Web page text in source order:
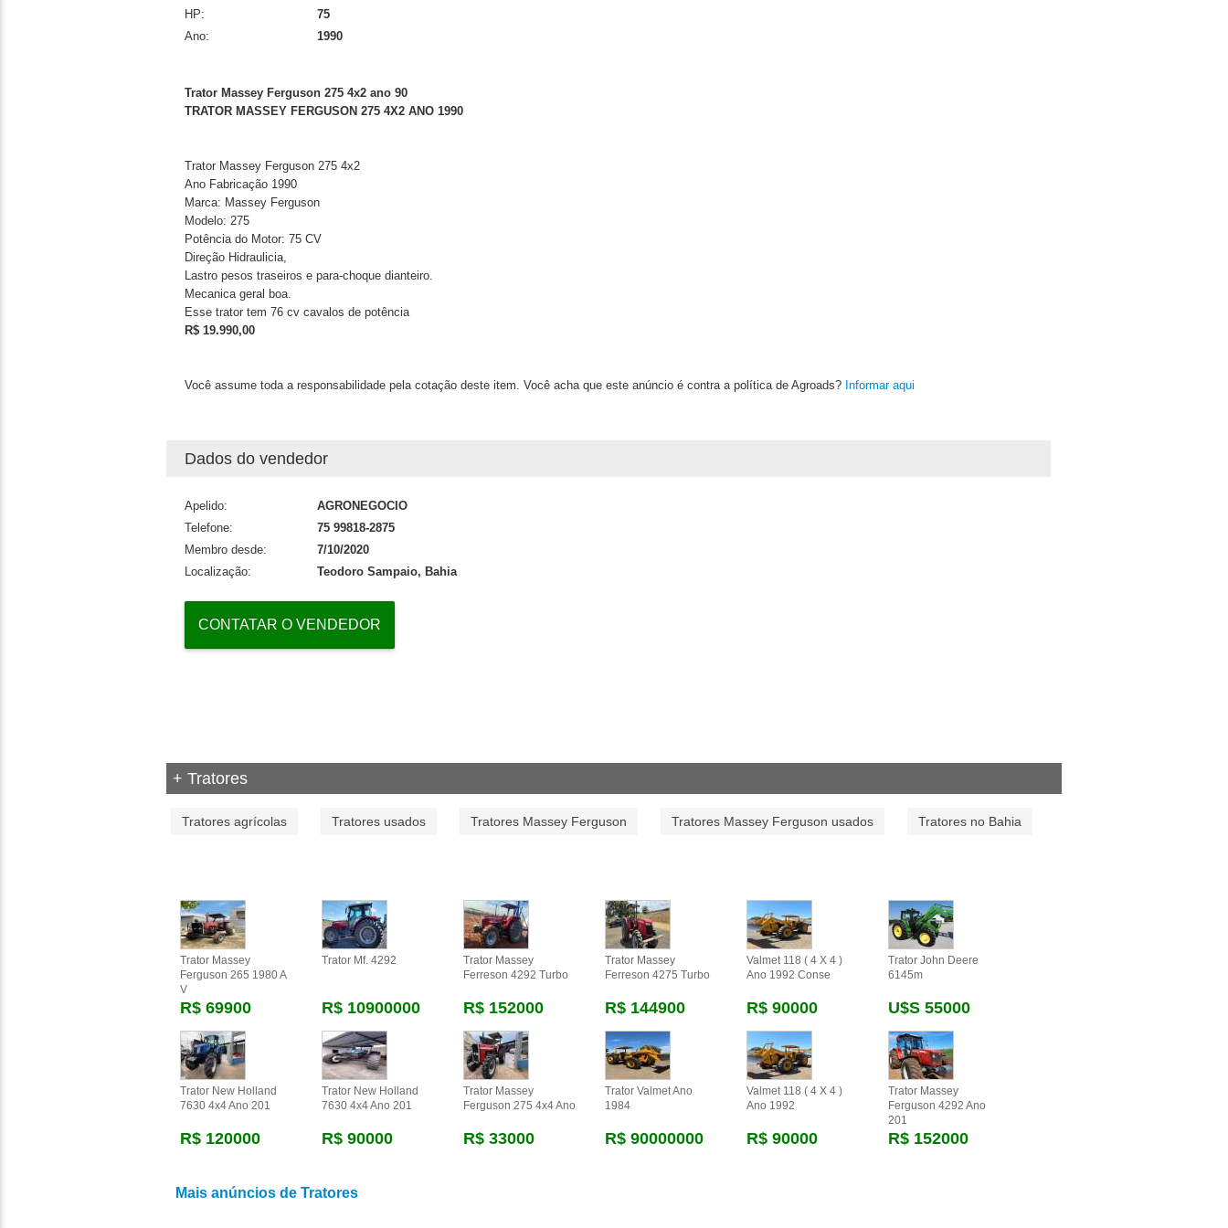
HP:
75
Ano:
1990
Trator Massey Ferguson 275 4x2 ano 90
TRATOR MASSEY FERGUSON 275 4X2 ANO 1990
Trator Massey Ferguson 275 4x2
Ano Fabricação 1990
Marca: Massey Ferguson
Modelo: 275
Potência do Motor: 75 CV
Direção Hidraulicia,
Lastro pesos traseiros e para-choque dianteiro.
Mecanica geral boa.
Esse trator tem 76 cv cavalos de potência
R$ 19.990,00
Você assume toda a responsabilidade pela cotação deste item. Você acha que este anúncio é contra a política de Agroads? Informar aqui
Dados do vendedor
Apelido:
AGRONEGOCIO
Telefone:
75 99818-2875
Membro desde:
7/10/2020
Localização:
Teodoro Sampaio, Bahia
CONTATAR O VENDEDOR
+ Tratores
Tratores agrícolas Tratores usados Tratores Massey Ferguson Tratores Massey Ferguson usados Tratores no Bahia
Trator Massey
Ferguson 265 1980 A
V
R$ 69900
Trator Mf. 4292
R$ 10900000
Trator Massey
Ferreson 4292 Turbo
R$ 152000
Trator Massey
Ferreson 4275 Turbo
R$ 144900
Valmet 118 ( 4 X 4 )
Ano 1992 Conse
R$ 90000
Trator John Deere
6145m
U$s 55000
Trator New Holland
7630 4x4 Ano 201
R$ 120000
Trator New Holland
7630 4x4 Ano 201
R$ 90000
Trator Massey
Ferguson 275 4x4 Ano
R$ 33000
Trator Valmet Ano
1984
R$ 90000000
Valmet 118 ( 4 X 4 )
Ano 1992
R$ 90000
Trator Massey
Ferguson 4292 Ano
201
R$ 152000
Mais anúncios de Tratores